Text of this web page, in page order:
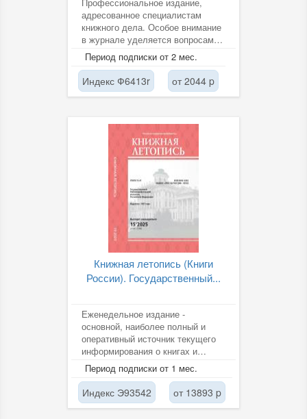
адресованное специалистам
книжного дела. Особое внимание
в журнале уделяется вопросам
развития книжного бизнеса,
новым...
Период подписки от 2 мес.
Индекс Ф6413r от 2044 p
Книжная летопись (Книги
России). Государственный...
Еженедельное издание -
основной, наиболее полный и
оперативный источник текущего
информирования о книгах и
брошюрах, издаваемых в
Российской...
Период подписки от 1 мес.
Индекс Э93542 от 13893 p